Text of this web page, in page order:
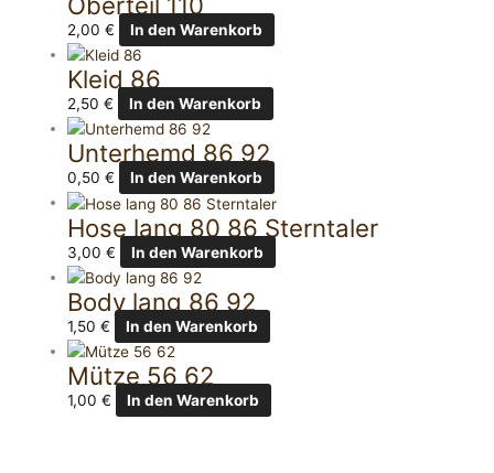
2,00€ In den Warenkorb
Kleid 86
2,50€ In den Warenkorb
Unterhemd 86 92
0,50€ In den Warenkorb
Hose lang 80 86 Sterntaler
3,00€ In den Warenkorb
Body lang 86 92
1,50€ In den Warenkorb
Mütze 56 62
1,00€ In den Warenkorb